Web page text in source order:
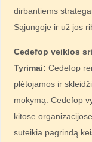
dirbantiems
Sąjungoje ir už jos
Cedefop veiklos
Tyrimai: Cedefop
plėtojamos ir
mokymą. Cedefop
kitose
suteikia pagrindą